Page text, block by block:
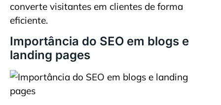
converte visitantes em clientes de forma
eficiente.
Importância do SEO em blogs e
landing pages